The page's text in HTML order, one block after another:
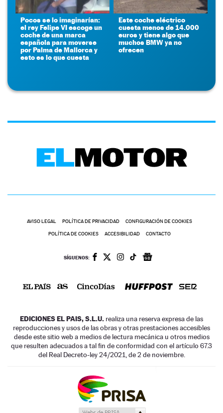
Pocos se lo imaginarían:
el rey Felipe VI escoge un
coche de una marca
española para moverse
por Palma de Mallorca y
esto es lo que cuesta
Este coche eléctrico
cuesta menos de 14.000
euros y tiene algo que
muchos BMW ya no
ofrecen
AVISO LEGAL POLÍTICA DE PRIVACIDAD CONFIGURACIÓN DE COOKIES
POLÍTICA DE COOKIES ACCESIBILIDAD CONTACTO
SÍGUENOS:
EDICIONES EL PAIS, S.L.U. realiza una reserva expresa de las
reproducciones y usos de las obras y otras prestaciones accesibles
desde este sitio web a medios de lectura mecánica u otros medios
que resulten adecuados a tal fin de conformidad con el artículo 67.3
del Real Decreto-ley 24/2021, de 2 de noviembre.